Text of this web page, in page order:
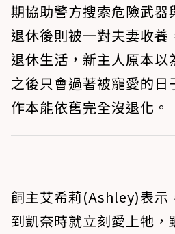
期協助警方搜索危險武器
退休後則被一對夫妻收養
退休生活，新主人原本以
之後只會過著被寵愛的日
作本能依舊完全沒退化。
飼主艾希莉(Ashley)表示
到凱奈時就立刻愛上牠，